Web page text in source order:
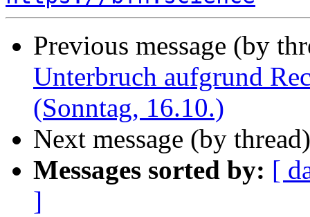
Previous message (by
Unterbruch aufgrund
(Sonntag, 16.10.)
Next message (by
Messages sorted by: [
]